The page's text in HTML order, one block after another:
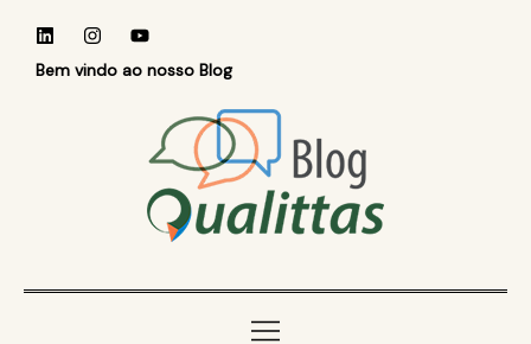
Bem vindo ao nosso Blog